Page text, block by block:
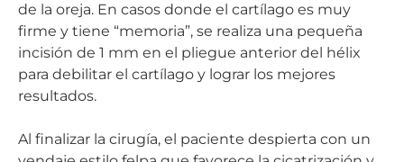
de la oreja. En casos donde el cartílago es muy
firme y tiene “memoria”, se realiza una pequeña
incisión de 1 mm en el pliegue anterior del hélix
para debilitar el cartílago y lograr los mejores
resultados.
Al finalizar la cirugía, el paciente despierta con un